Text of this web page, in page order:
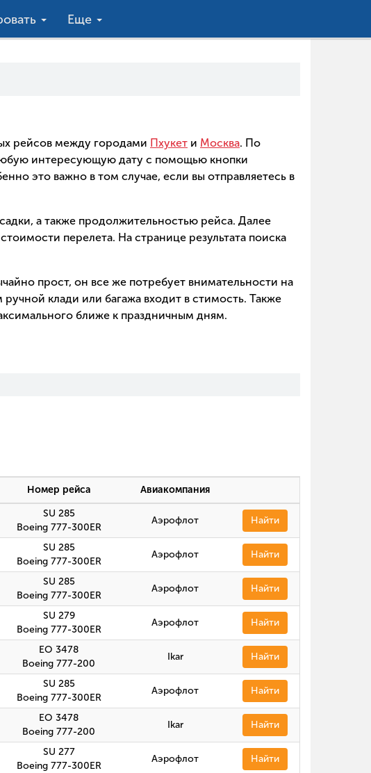
Еще
рейсов между городами Пхукет и Москва. По
интересующую дату с помощью кнопки
это важно в том случае, если вы отправляетесь в
а также продолжительностью рейса. Далее
перелета. На странице результата поиска
прост, он все же потребует внимательности на
клади или багажа входит в стимость. Также
ближе к праздничным дням.
Номер рейса Авиакомпания
SU 285
Boeing 777-300ER
Аэрофлот Найти
SU 285
Boeing 777-300ER
Аэрофлот Найти
SU 285
Boeing 777-300ER
Аэрофлот Найти
SU 279
Boeing 777-300ER
Аэрофлот Найти
EO 3478
Boeing 777-200
Ikar Найти
SU 285
Boeing 777-300ER
Аэрофлот Найти
EO 3478
Boeing 777-200
Ikar Найти
SU 277
Boeing 777-300ER
Аэрофлот Найти